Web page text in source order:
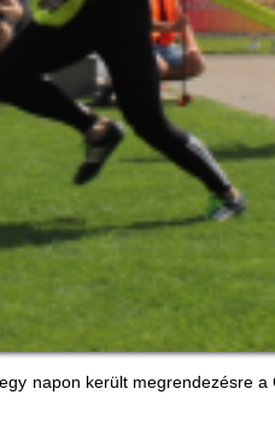
napon került megrendezésre